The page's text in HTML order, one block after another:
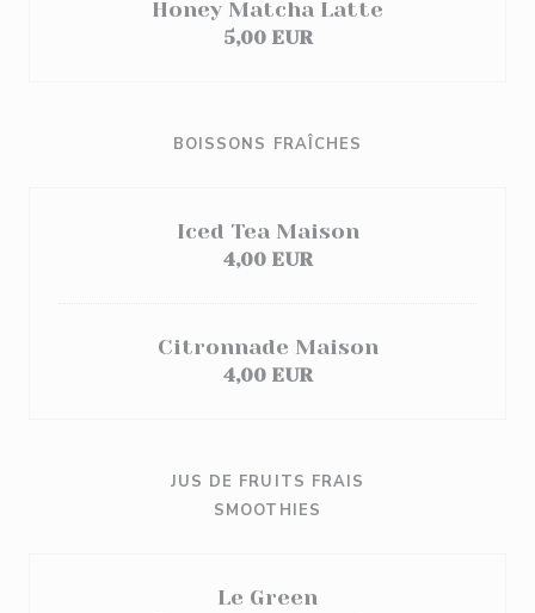
Honey Matcha Latte
5,00 EUR
BOISSONS FRAÎCHES
Iced Tea Maison
4,00 EUR
Citronnade Maison
4,00 EUR
JUS DE FRUITS FRAIS
SMOOTHIES
Le Green